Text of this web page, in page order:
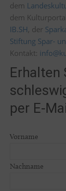
dem
dem Kulturportal
IB.SH, der
Stiftung Spar-
Kontakt:
Erhalten
per E-
Vorname
Nachname